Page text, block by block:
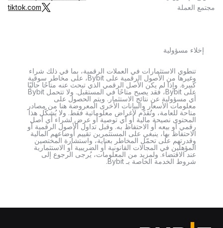
مجتمع العملة
tiktok.com
إخلاء مسؤولية
تنطوي الاستثمارات في العملات الرقمية، بما في ذلك شراء
وغيرها من الأصول الرقمية على Bybit، على مخاطر سوقية
كبيرة. وإذا لم يكن الأصل الرقمي الذي تبحث عنه متاحًا حاليًا
على Bybit، فقد يصبح متاحًا في المستقبل. ولا تتحمل Bybit
أي مسؤولية عن نتائج الاستثمار. ويتم الحصول على
معلومات الأسعار والبيانات الأخرى المعروضة هنا من مصادر
متاحة للعامة، وتُقدَّم لأغراض معلوماتية فقط. ولا يُشكّل هذا
المحتوى نصيحة مالية أو أي توصية أو عرض لشراء أي أصل
رقمي أو بيعه أو الاحتفاظ به. وقبل تداول الأصول الرقمية أو
الاحتفاظ بها، ينبغي على المستثمرين تقييم أوضاعهم المالية
وقدرتهم على تحمّل المخاطر بعناية، واستشارة المختصين
المؤهلين في المجالات القانونية أو الضريبية أو الاستثمارية
عند الاقتضاء. ولمزيد من المعلومات، يُرجى الرجوع إلى
شروط الخدمة الخاصة بـ Bybit.